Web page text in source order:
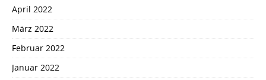
April 2022
März 2022
Februar 2022
Januar 2022